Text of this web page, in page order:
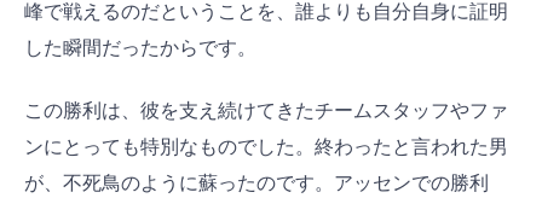
峰で戦えるのだということを、誰よりも自分自身に証明
した瞬間だったからです。
この勝利は、彼を支え続けてきたチームスタッフやファ
ンにとっても特別なものでした。終わったと言われた男
が、不死鳥のように蘇ったのです。アッセンでの勝利